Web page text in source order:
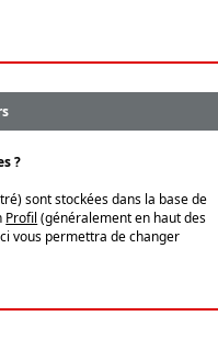
?
sont stockées dans la base de
Profil (généralement en haut des
vous permettra de changer